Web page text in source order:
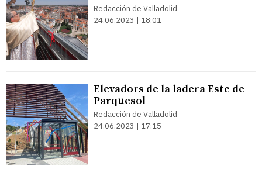
Redacción de Valladolid
24.06.2023 | 18:01
Elevadors de la ladera Este de
Parquesol
Redacción de Valladolid
24.06.2023 | 17:15